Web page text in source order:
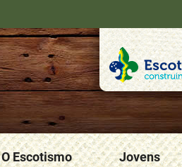
O Escotismo Jovens